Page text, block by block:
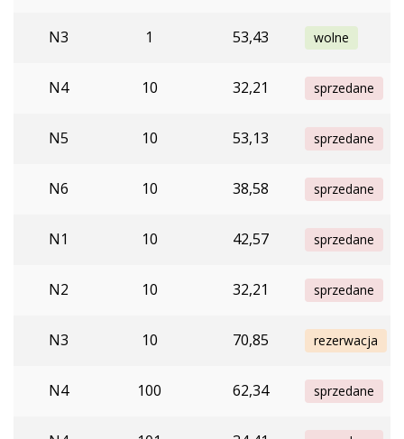
N3 1 53,43 wolne
N4 10 32,21 sprzedane
N5 10 53,13 sprzedane
N6 10 38,58 sprzedane
N1 10 42,57 sprzedane
N2 10 32,21 sprzedane
N3 10 70,85 rezerwacja
N4 100 62,34 sprzedane